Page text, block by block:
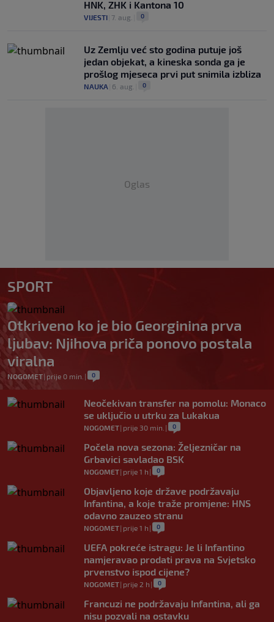
HNK, ZHK i Kantona 10
VIJESTI 7. aug. 0
Uz Zemlju već sto godina putuje još
jedan objekat, a kineska sonda ga je
prošlog mjeseca prvi put snimila izbliza
NAUKA 6. aug. 0
Oglas
SPORT
Otkriveno ko je bio Georginina prva
ljubav: Njihova priča ponovo postala
viralna
NOGOMET| prije 0 min. | 0
Neočekivan transfer na pomolu: Monaco
se uključio u utrku za Lukakua
NOGOMET| prije 30 min. | 0
Počela nova sezona: Željezničar na
Grbavici savladao BSK
NOGOMET| prije 1 h | 0
Objavljeno koje države podržavaju
Infantina, a koje traže promjene: HNS
odavno zauzeo stranu
NOGOMET| prije 1 h | 0
UEFA pokreće istragu: Je li Infantino
namjeravao prodati prava na Svjetsko
prvenstvo ispod cijene?
NOGOMET| prije 2 h | 0
Francuzi ne podržavaju Infantina, ali ga
nisu pozvali na ostavku